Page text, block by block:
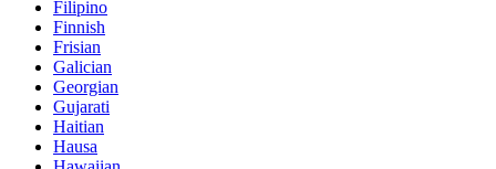
Filipino
Finnish
Frisian
Galician
Georgian
Gujarati
Haitian
Hausa